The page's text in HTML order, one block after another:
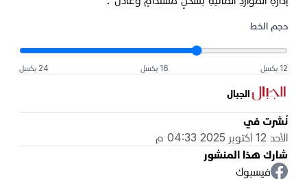
حجم الخط
12 بكسل 16 بكسل 24 بكسل
الجبال
نُشرت في
الأحد 12 أكتوبر 2025 04:33 م
شارك هذا المنشور
فيسبوك